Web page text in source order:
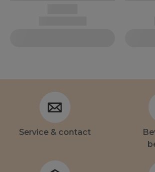
Service & contact